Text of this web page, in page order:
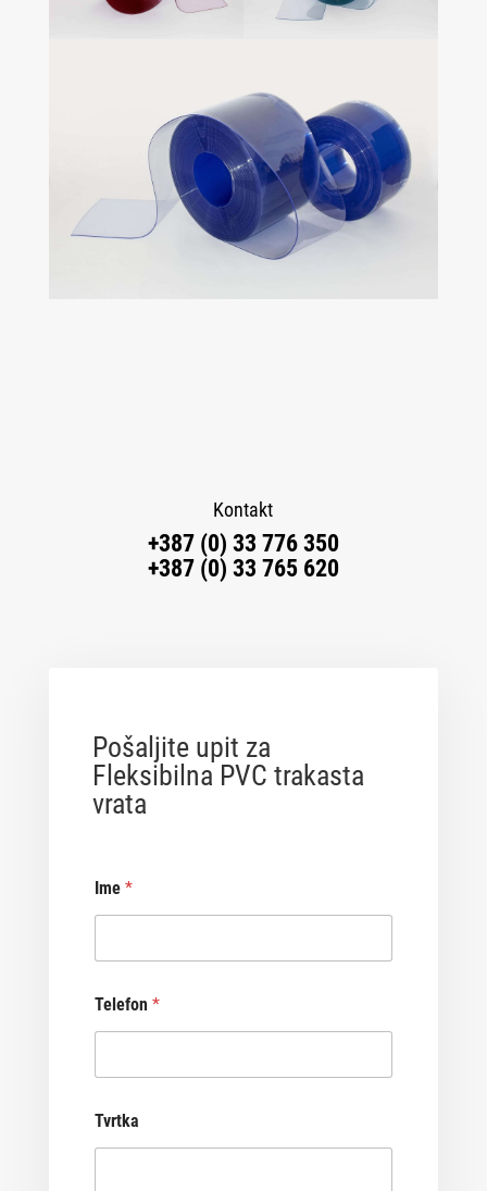
Kontakt
+387 (0) 33 776 350
+387 (0) 33 765 620
Pošaljite upit za
Fleksibilna PVC trakasta
vrata
Ime *
Telefon *
Tvrtka